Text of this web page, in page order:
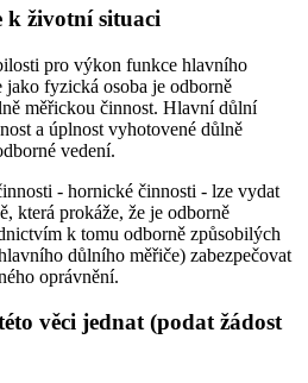
životní situaci
pro výkon funkce hlavního
fyzická osoba je odborně
měřickou činnost. Hlavní důlní
a úplnost vyhotovené důlně
vedení.
- hornické činnosti - lze vydat
která prokáže, že je odborně
k tomu odborně způsobilých
důlního měřiče) zabezpečovat
oprávnění.
věci jednat (podat žádost